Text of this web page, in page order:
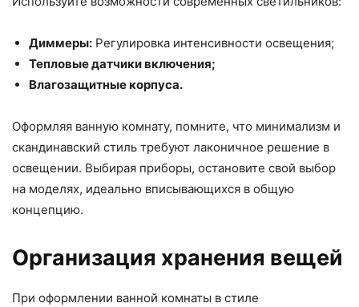
Диммеры: Регулировка интенсивности освещения;
Тепловые датчики включения;
Влагозащитные корпуса.
Оформляя ванную комнату, помните, что минимализм и
скандинавский стиль требуют лаконичное решение в
освещении. Выбирая приборы, остановите свой выбор
на моделях, идеально вписывающихся в общую
концепцию.
Организация хранения вещей
При оформлении ванной комнаты в стиле